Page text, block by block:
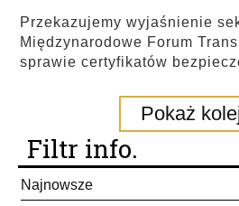
Przekazujemy wyjaśnienie
Międzynarodowe Forum
sprawie certyfikatów
Pokaż
Filtr info.
Najnowsze